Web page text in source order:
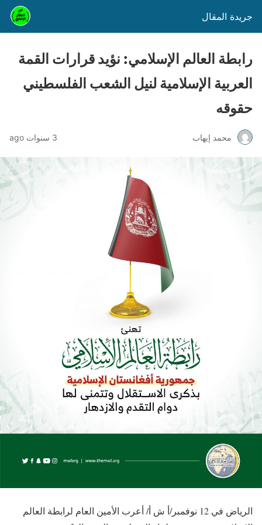
جريدة المقال
رابطة العالم الإسلامي: نؤيد قرارات القمة
العربية الإسلامية لنيل الشعب الفلسطيني
حقوقه
محمد إيهاب 3 سنوات ago
الرياض في 12 نوفمبر/أ ش أ/ أعرب الأمين العام لرابطة العالم